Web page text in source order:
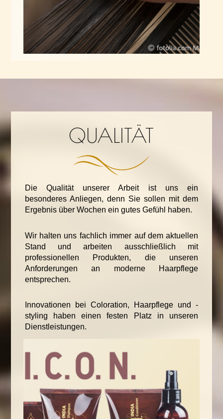
QUALITÄT
Die Qualität unserer Arbeit ist uns ein
besonderes Anliegen, denn Sie sollen mit dem
Ergebnis über Wochen ein gutes Gefühl haben.
Wir halten uns fachlich immer auf dem aktuellen
Stand und arbeiten ausschließlich mit
professionellen Produkten, die unseren
Anforderungen an moderne Haarpflege
entsprechen.
Innovationen bei Coloration, Haarpflege und -
styling haben einen festen Platz in unseren
Dienstleistungen.